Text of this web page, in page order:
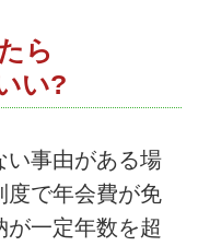
ら
い?
い事由がある場
度で年会費が免
が一定年数を超